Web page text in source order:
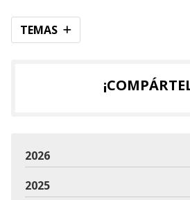
TEMAS
2026
2025